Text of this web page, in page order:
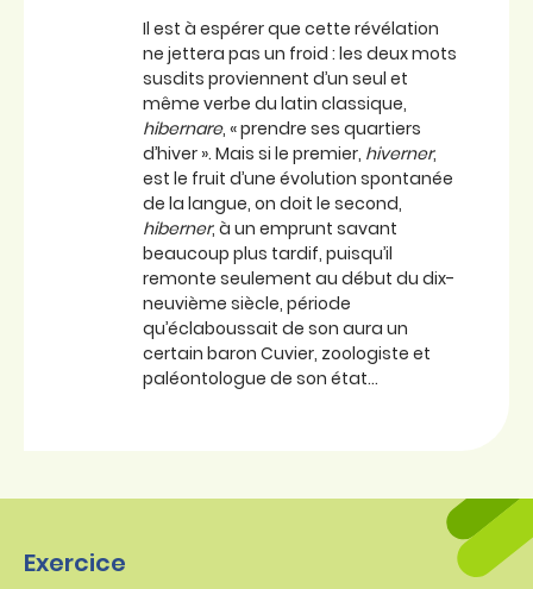
Il est à espérer que cette révélation
ne jettera pas un froid : les deux mots
susdits proviennent d’un seul et
même verbe du latin classique,
hibernare, « prendre ses quartiers
d’hiver ». Mais si le premier, hiverner,
est le fruit d’une évolution spontanée
de la langue, on doit le second,
hiberner, à un emprunt savant
beaucoup plus tardif, puisqu’il
remonte seulement au début du dix-
neuvième siècle, période
qu’éclaboussait de son aura un
certain baron Cuvier, zoologiste et
paléontologue de son état…
Exercice